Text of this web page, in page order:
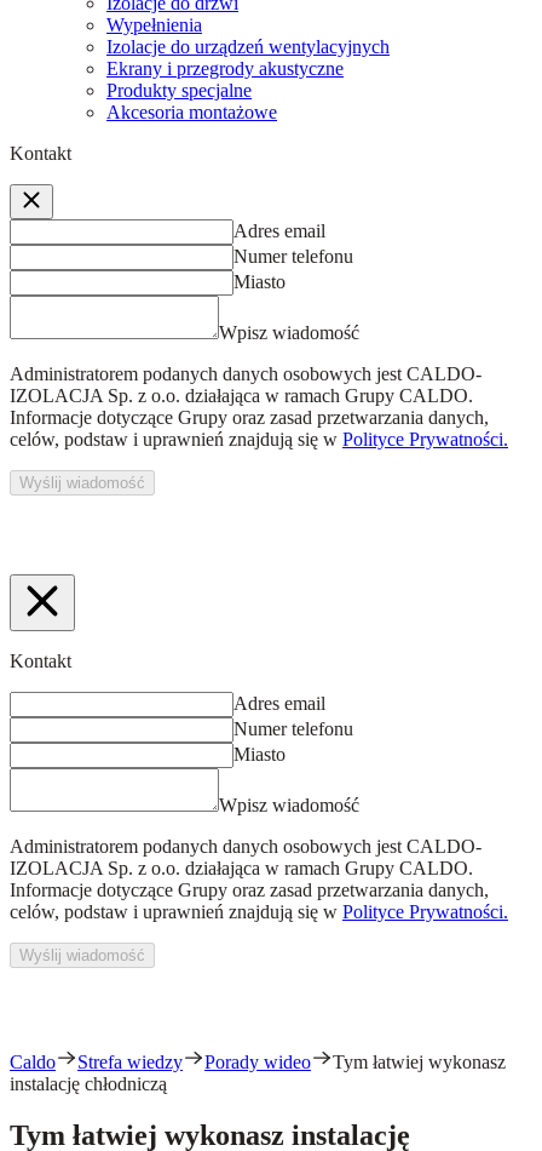
Wypełnienia
Izolacje do urządzeń wentylacyjnych
Ekrany i przegrody akustyczne
Produkty specjalne
Akcesoria montażowe
Kontakt
Adres email
Numer telefonu
Miasto
Wpisz wiadomość
Administratorem podanych danych osobowych jest CALDO-
IZOLACJA Sp. z o.o. działająca w ramach Grupy CALDO.
Informacje dotyczące Grupy oraz zasad przetwarzania danych,
celów, podstaw i uprawnień znajdują się w Polityce Prywatności.
Wyślij wiadomość
Kontakt
Adres email
Numer telefonu
Miasto
Wpisz wiadomość
Administratorem podanych danych osobowych jest CALDO-
IZOLACJA Sp. z o.o. działająca w ramach Grupy CALDO.
Informacje dotyczące Grupy oraz zasad przetwarzania danych,
celów, podstaw i uprawnień znajdują się w Polityce Prywatności.
Wyślij wiadomość
Caldo Strefa wiedzy Porady wideo
Tym łatwiej wykonasz
instalację chłodniczą
Tym łatwiej wykonasz instalację